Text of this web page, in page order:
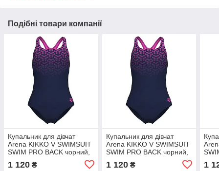
Подібні товари компанії
Купальник для дівчат
Arena KIKKO V SWIMSUIT
SWIM PRO BACK чорний,
1 120 ₴
Купальник для дівчат
Arena KIKKO V SWIMSUIT
SWIM PRO BACK чорний,
1 120₴ 1